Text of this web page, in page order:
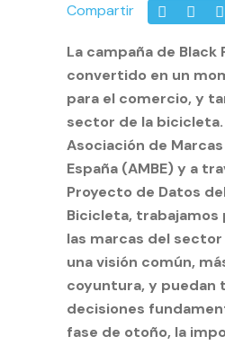
Compartir
La campaña de Black
convertido en un
para el comercio, y
sector de la bicicleta.
Asociación de
España (AMBE) y a
Proyecto de Datos
Bicicleta, trabajamos
las marcas del
una visión común,
coyuntura, y puedan
decisiones
fase de otoño, la